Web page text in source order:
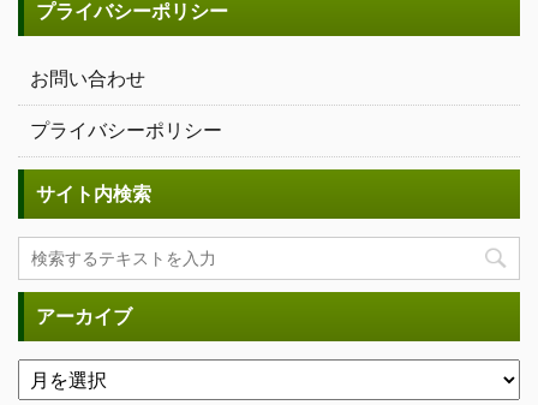
プライバシーポリシー
お問い合わせ
プライバシーポリシー
サイト内検索
アーカイブ